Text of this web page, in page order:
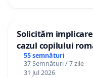
Solicităm
cazul copilului
Gheorghe, aflat
12 ani
55 semnături
37 Semnături / 7 zile
31 Jul 2026